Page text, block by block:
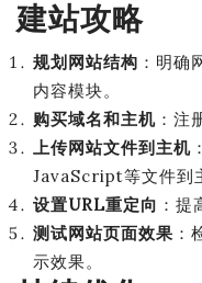
建站攻略
规划网站结构 ：明确
内容模块。
购买域名和主机 ：注
上传网站文件到主机
JavaScript等文件到
设置URL重定向 ：提
测试网站页面效果 ：
示效果。